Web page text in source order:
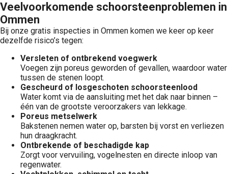
Veelvoorkomende schoorsteenproblemen in
Ommen
Bij onze gratis inspecties in Ommen komen we keer op keer
dezelfde risico’s tegen:
Versleten of ontbrekend voegwerk
Voegen zijn poreus geworden of gevallen, waardoor water
tussen de stenen loopt.
Gescheurd of losgeschoten schoorsteenlood
Water komt via de aansluiting met het dak naar binnen –
één van de grootste veroorzakers van lekkage.
Poreus metselwerk
Bakstenen nemen water op, barsten bij vorst en verliezen
hun draagkracht.
Ontbrekende of beschadigde kap
Zorgt voor vervuiling, vogelnesten en directe inloop van
regenwater.